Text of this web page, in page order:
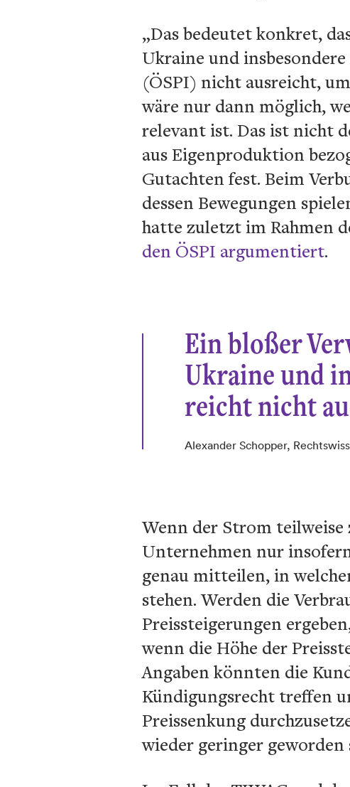
„Das bedeutet konkret,
Ukraine und
(ÖSPI) nicht ausreicht,
wäre nur dann möglich,
relevant ist. Das ist nicht
aus Eigenproduktion
Gutachten fest. Beim
dessen Bewegungen
hatte zuletzt im Rahmen
den ÖSPI argumentiert.
Ein bloßer
Ukraine und
reicht nicht
Alexander Schopper,
Wenn der Strom
Unternehmen nur
genau mitteilen, in
stehen. Werden die
Preissteigerungen
wenn die Höhe der
Angaben könnten die
Kündigungsrecht treffen
Preissenkung
wieder geringer